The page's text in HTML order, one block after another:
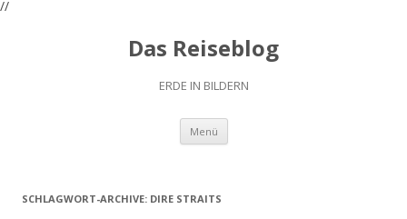
//
Das Reiseblog
ERDE IN BILDERN
Menü Zum
springen
SCHLAGWORT-ARCHIVE: DIRE STRAITS